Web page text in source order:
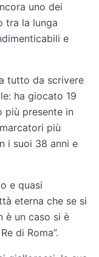
uno dei
tra la lunga
e
tutto da scrivere
ha giocato 19
più presente in
più
i suoi 38 anni e
e quasi
eterna che se si
è un caso si è
di Roma”.